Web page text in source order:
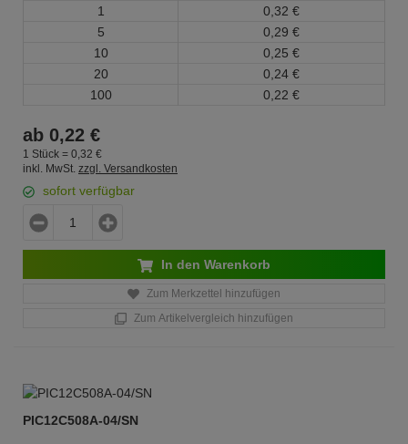
1
0, 32 €
5
0, 29 €
10
0, 25 €
20
0, 24 €
100
0, 22 €
ab 0,22 €
1 Stück = 0, 32 €
inkl. MwSt. zzgl. Versandkosten
sofort verfügbar
In den Warenkorb
Zum Merkzettel hinzufügen
Zum Artikelvergleich hinzufügen
PIC12C508A-04/SN